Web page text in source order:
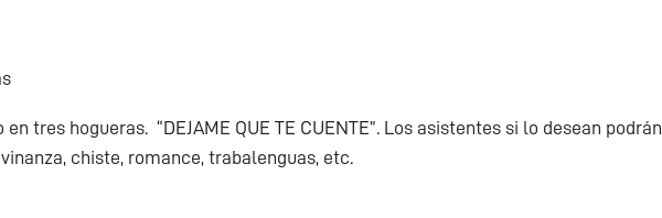
en tres hogueras. “DEJAME QUE TE CUENTE”. Los asistentes si lo desean podrán
chiste, romance, trabalenguas, etc.